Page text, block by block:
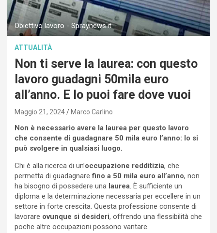
Obiettivo lavoro - Spraynews.it
ATTUALITÀ
Non ti serve la laurea: con questo
lavoro guadagni 50mila euro
all’anno. E lo puoi fare dove vuoi
Maggio 21, 2024 Marco Carlino
Non è necessario avere la laurea per questo lavoro
che consente di guadagnare 50 mila euro l’anno: lo si
può svolgere in qualsiasi luogo.
Chi è alla ricerca di un’occupazione redditizia, che
permetta di guadagnarefino a 50 mila euro all’anno, non
ha bisogno di possedere una laurea. È sufficiente un
diploma e la determinazione necessaria per eccellere in un
settore in forte crescita. Questa professione consente di
lavorare ovunque si desideri, offrendo una flessibilità che
poche altre occupazioni possono vantare.